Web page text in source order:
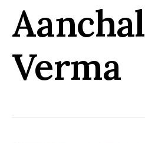
Aanchal
Verma